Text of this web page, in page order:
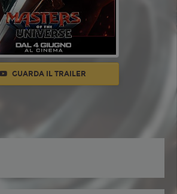
GUARDA IL TRAILER